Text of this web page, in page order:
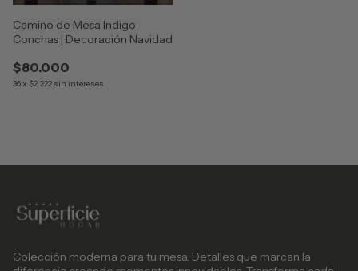
Camino de Mesa Indigo
Conchas | Decoración Navidad
$80.000
36x $2.222 sin intereses
Colección moderna para tu mesa. Detalles que marcan la